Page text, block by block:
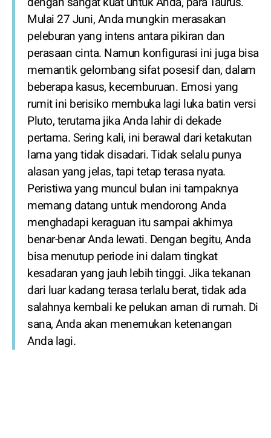
Mulai 27 Juni, Anda mungkin merasakan
peleburan yang intens antara pikiran dan
perasaan cinta. Namun konfigurasi ini juga bisa
memantik gelombang sifat posesif dan, dalam
beberapa kasus, kecemburuan. Emosi yang
rumit ini berisiko membuka lagi luka batin versi
Pluto, terutama jika Anda lahir di dekade
pertama. Sering kali, ini berawal dari ketakutan
lama yang tidak disadari. Tidak selalu punya
alasan yang jelas, tapi tetap terasa nyata.
Peristiwa yang muncul bulan ini tampaknya
memang datang untuk mendorong Anda
menghadapi keraguan itu sampai akhirnya
benar-benar Anda lewati. Dengan begitu, Anda
bisa menutup periode ini dalam tingkat
kesadaran yang jauh lebih tinggi. Jika tekanan
dari luar kadang terasa terlalu berat, tidak ada
salahnya kembali ke pelukan aman di rumah. Di
sana, Anda akan menemukan ketenangan
Anda lagi.